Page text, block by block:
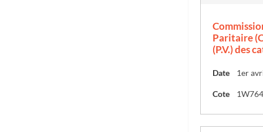
Paritaire
(P.V.) des
Date 1er
Cote 1W764